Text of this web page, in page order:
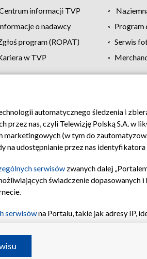
informacji TVP
o nadawcy
Program
program (ROPAT)
Serwis
w TVP
Moje zgody Pomoc Biuro
automatycznego śledzenia i
nas, czyli Telewizję Polską S.A. w
marketingowych (w tym do
na udostępnianie przez nas
serwisów zwanych dalej
świadczenie dopasowanych i
serwisówna Portalu, takie jak adresy IP,
na urządzeniu lub dostęp do nich,
treści, wyboru